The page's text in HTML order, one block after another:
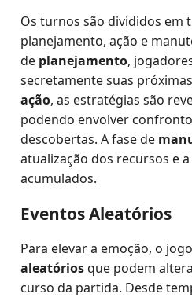
Os turnos são divididos em
planejamento, ação e
de planejamento,
secretamente suas
ação, as estratégias são
podendo envolver
descobertas. A fase de
atualização dos recursos e
acumulados.
Eventos Aleatórios
Para elevar a emoção, o
aleatóriosque podem
curso da partida. Desde